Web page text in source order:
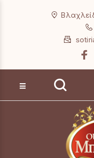
Αναζήτηση προϊόντων